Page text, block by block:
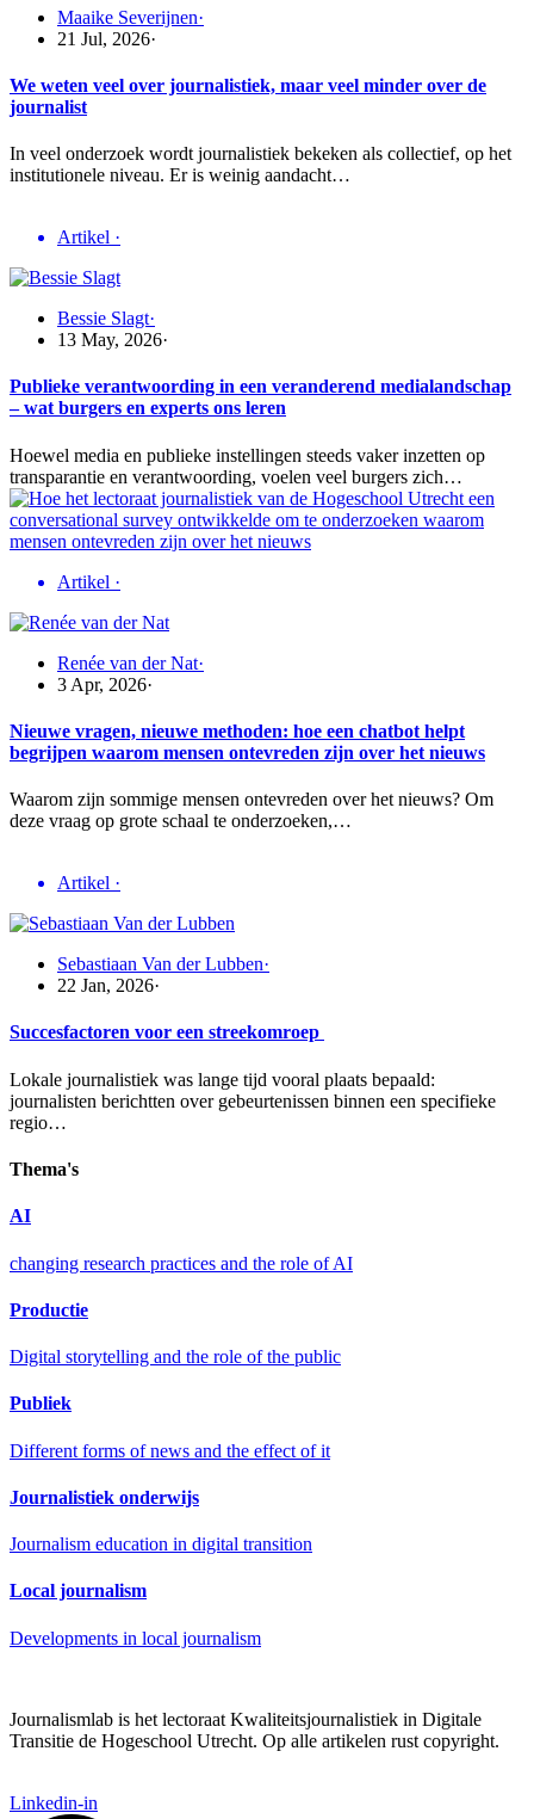
Maaike Severijnen·
21 Jul, 2026·
We weten veel over journalistiek, maar veel minder over de
journalist
In veel onderzoek wordt journalistiek bekeken als collectief, op het
institutionele niveau. Er is weinig aandacht…
Artikel ·
Bessie Slagt·
13 May, 2026·
Publieke verantwoording in een veranderend medialandschap
– wat burgers en experts ons leren
Hoewel media en publieke instellingen steeds vaker inzetten op
transparantie en verantwoording, voelen veel burgers zich…
Artikel ·
Renée van der Nat·
3 Apr, 2026·
Nieuwe vragen, nieuwe methoden: hoe een chatbot helpt
begrijpen waarom mensen ontevreden zijn over het nieuws
Waarom zijn sommige mensen ontevreden over het nieuws? Om
deze vraag op grote schaal te onderzoeken,…
Artikel ·
Sebastiaan Van der Lubben·
22 Jan, 2026·
Succesfactoren voor een streekomroep
Lokale journalistiek was lange tijd vooral plaats bepaald:
journalisten berichtten over gebeurtenissen binnen een specifieke
regio…
Thema's
AI
changing research practices and the role of AI
Productie
Digital storytelling and the role of the public
Publiek
Different forms of news and the effect of it
Journalistiek onderwijs
Journalism education in digital transition
Local journalism
Developments in local journalism
Journalismlab is het lectoraat Kwaliteitsjournalistiek in Digitale
Transitie de Hogeschool Utrecht. Op alle artikelen rust copyright.
Linkedin-in